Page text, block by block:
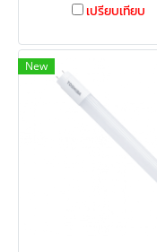
เปรียบเทียบ
New